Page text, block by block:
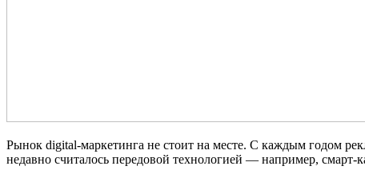
Рынок digital-маркетинга не стоит на месте. С каждым годом
недавно считалось передовой технологией — например,